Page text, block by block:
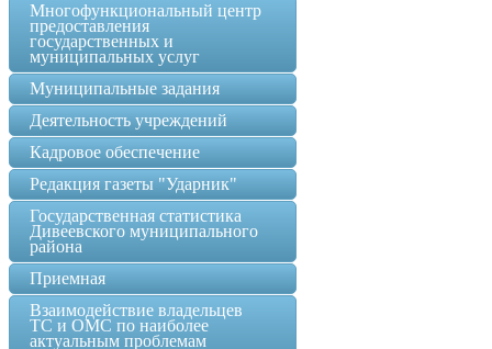
Многофункциональный центр
предоставления
государственных и
муниципальных услуг
Муниципальные задания
Деятельность учреждений
Кадровое обеспечение
Редакция газеты "Ударник"
Государственная статистика
Дивеевского муниципального
района
Приемная
Взаимодействие владельцев
ТС и ОМС по наиболее
актуальным проблемам